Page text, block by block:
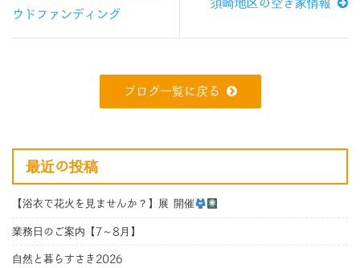
ウドファンディング
須崎地区の空き家情報
ブログ一覧に戻る
最近の投稿
【浴衣で花火を見ませんか？】展 開催
業務日のご案内【7～8月】
自然と暮らすさき2026